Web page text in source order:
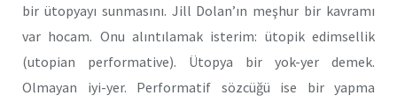
bir ütopyayı sunmasını. Jill Dolan’ın meşhur bir kavramı
var hocam. Onu alıntılamak isterim: ütopik edimsellik
(utopian performative). Ütopya bir yok-yer demek.
Olmayan iyi-yer. Performatif sözcüğü ise bir yapma